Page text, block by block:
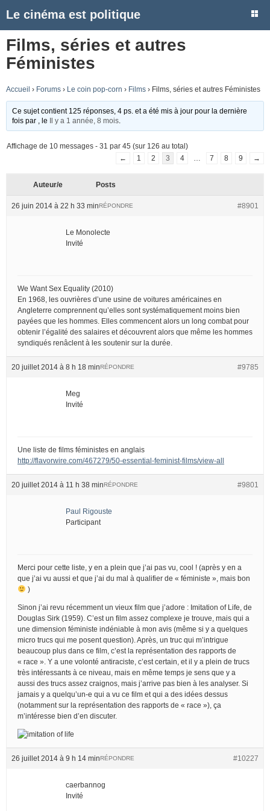
Le cinéma est politique
Films, séries et autres
Féministes
Accueil › Forums › Le coin pop-corn › Films › Films, séries et autres Féministes
Ce sujet contient 125 réponses, 4 ps. et a été mis à jour pour la dernière
fois par
, le Il y a 1 année, 8 mois
Affichage de 10 messages - 31 par 45 (sur 126 au total)
←
1 2 3 4 7 8 9 →
Auteur/e Posts
26 juin 2014 à 22 h 33 min #8901
RÉPONDRE
Le Monolecte
Invité
We Want Sex Equality (2010)
En 1968, les ouvrières d’une usine de voitures américaines en
Angleterre comprennent qu’elles sont systématiquement moins bien
payées que les hommes. Elles commencent alors un long combat pour
obtenir l’égalité des salaires et découvrent alors que même les hommes
syndiqués renâclent à les soutenir sur la durée.
20 juillet 2014 à 8 h 18 min #9785
RÉPONDRE
Meg
Invité
Une liste de films féministes en anglais
http://flavorwire.com/467279/50-essential-feminist-films/view-all
20 juillet 2014 à 11 h 38 min #9801
RÉPONDRE
Paul Rigouste
Participant
Merci pour cette liste, y en a plein que j’ai pas vu, cool ! (après y en a
que j’ai vu aussi et que j’ai du mal à qualifier de « féministe », mais bon
)
Sinon j’ai revu récemment un vieux film que j’adore : Imitation of Life, de
Douglas Sirk (1959). C’est un film assez complexe je trouve, mais qui a
une dimension féministe indéniable à mon avis (même si y a quelques
micro trucs qui me posent question). Après, un truc qui m’intrigue
beaucoup plus dans ce film, c’est la représentation des rapports de
« race ». Y a une volonté antiraciste, c’est certain, et il y a plein de trucs
très intéressants à ce niveau, mais en même temps je sens que y a
aussi des trucs assez craignos, mais j’arrive pas bien à les analyser. Si
jamais y a quelqu’un-e qui a vu ce film et qui a des idées dessus
(notamment sur la représentation des rapports de « race »), ça
m’intéresse bien d’en discuter.
26 juillet 2014 à 9 h 14 min #10227
RÉPONDRE
caerbannog
Invité